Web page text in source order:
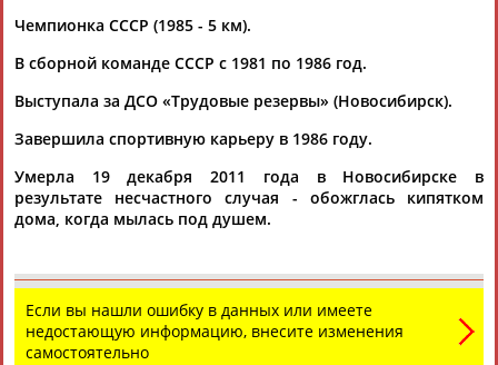
АББАТЕ-
БУЛАТОВА
АББЯСОВА
АБДИКАРИМОВААБДРАХМАНОВ
Чемпионка СССР (1985 - 5 км).
В сборной команде СССР с 1981 по 1986 год.
Выступала за ДСО «Трудовые резервы» (Новосибирск).
Завершила спортивную карьеру в 1986 году.
Умерла 19 декабря 2011 года в Новосибирске в
результате несчастного случая - обожглась кипятком
дома, когда мылась под душем.
Если вы нашли ошибку в данных или имеете
недостающую информацию, внесите изменения
самостоятельно